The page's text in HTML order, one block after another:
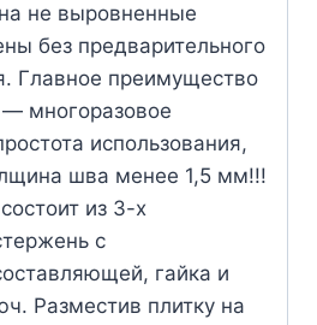
не выровненные
без предварительного
Главное преимущество
многоразовое
использования,
шва менее 1,5 мм!!!
из 3-х
с
гайка и
Разместив плитку на